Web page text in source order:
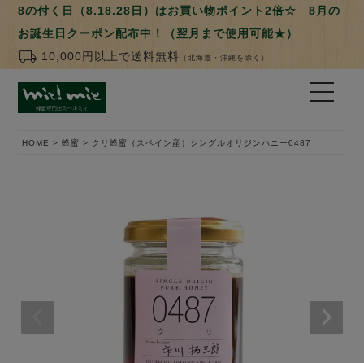
8の付く日（8.18.28日）はお買い物ポイント2倍☆ 8月の
お誕生日クーポン配布中！（翌月まで使用可能★）
local_shipping 10,000円以上で送料無料 （北海道・沖縄を除く）
HOME 蜂蜜 クリ蜂蜜（スペイン産）シングルオリジンハニー0487